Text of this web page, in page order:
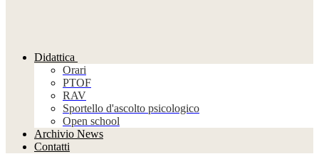
Didattica
Orari
PTOF
RAV
Sportello d'ascolto psicologico
Open school
Archivio News
Contatti